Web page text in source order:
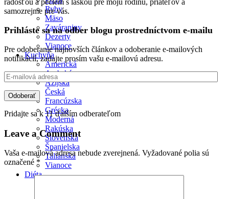
Ryby
Mäso
Zaváraniny
Dezerty
Vianoce
Kuchyňa
Americká
Arabská
Ázijská
Česká
Francúzska
Grécka
Moderná
Rakúska
Slovenská
Španielska
Talianska
Vianoce
Diéta
radosťou a pečiem s láskou pre moju rodinu, priateľov a
samozrejme pre vás.
Prihláste sa na odber blogu prostredníctvom e-mailu
Pre odoberanie najnovších článkov a odoberanie e-mailových
notifikácií, zadajte prosím vašu e-mailovú adresu.
E-
mailová
adresa
Odoberať
Pridajte sa k 11 ďalším odberateľom
Leave a Comment
Vaša e-mailová adresa nebude zverejnená. Vyžadované polia sú
označené *